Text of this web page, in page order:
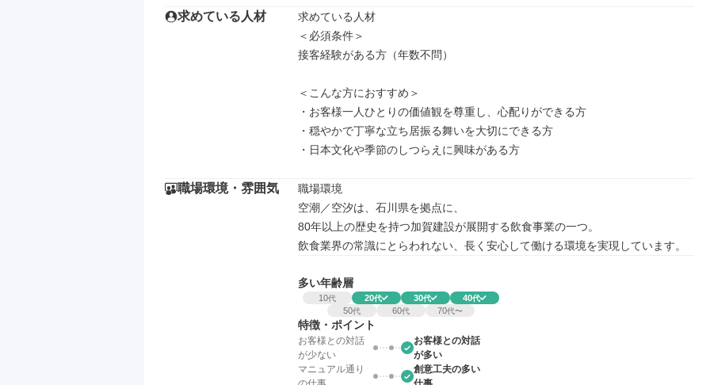
求めている人材
求めている人材
＜必須条件＞
接客経験がある方（年数不問）
＜こんな方におすすめ＞
・お客様一人ひとりの価値観を尊重し、心配りができる方
・穏やかで丁寧な立ち居振る舞いを大切にできる方
・日本文化や季節のしつらえに興味がある方
職場環境・雰囲気
職場環境
空潮／空汐は、石川県を拠点に、
80年以上の歴史を持つ加賀建設が展開する飲食事業の一つ。
飲食業界の常識にとらわれない、長く安心して働ける環境を実現しています。
多い年齢層
10代 20代 30代 40代
50代 60代 70代〜
特徴・ポイント
お客様との対話
が少ない
お客様との対話
が多い
マニュアル通り
創意工夫の多い